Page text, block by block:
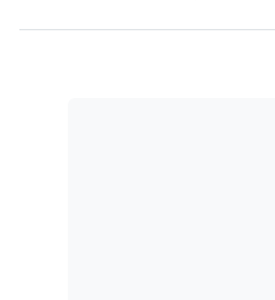
conservador? As redes sociais